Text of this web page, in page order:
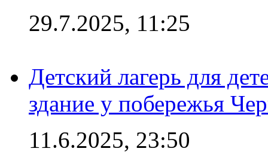
29.7.2025, 11:25
Детский лагерь для
здание у побережья
11.6.2025, 23:50